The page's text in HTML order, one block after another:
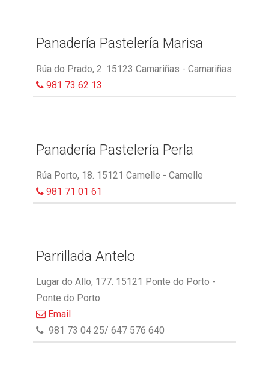
Panadería Pastelería Marisa
Rúa do Prado, 2. 15123 Camariñas - Camariñas
981 73 62 13
Panadería Pastelería Perla
Rúa Porto, 18. 15121 Camelle - Camelle
981 71 01 61
Parrillada Antelo
Lugar do Allo, 177. 15121 Ponte do Porto -
Ponte do Porto
Email
981 73 04 25/ 647 576 640